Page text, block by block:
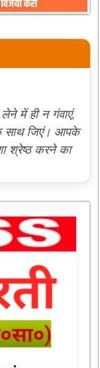
में ही न गंवाएं,
साथ जिएं। आपके
श्रेष्ठ करने का